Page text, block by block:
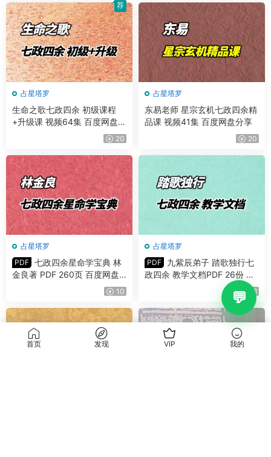
占星塔罗
生命之歌七政四余 初级课程
+升级课 视频64集 百度网盘分
20
荐
占星塔罗
东易老师 星宗玄机七政四余精
品课 视频41集 百度网盘分享
20
占星塔罗
PDF 七政四余星命学宝典 林
金良著 PDF 260页 百度网盘
10
占星塔罗
PDF
九紫辰弟子 踏歌独行七
政四余 教学文档PDF 26份 百
18
首页 发现 VIP 我的